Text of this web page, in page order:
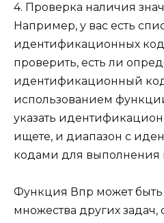
4. Проверка наличия
Например, у вас есть
идентификационных
проверить, есть ли
идентификационный
использованием
указать
ищете, и диапазон с
кодами для выполнения
Функция Впр может быть
множества других задач,